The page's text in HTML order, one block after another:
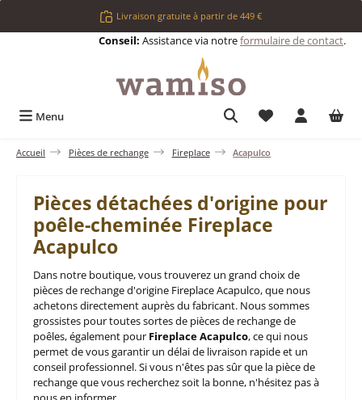
Passer au contenu principalLivraison gratuite à partir de 449 €
Conseil: Assistance via notreformulaire de contact.
Menu Vous avez 0
Accueil Pièces de rechange Fireplace Acapulco
Pièces détachées d'origine pour
poêle-cheminée Fireplace
Acapulco
Dans notre boutique, vous trouverez un grand choix de
pièces de rechange d'origine Fireplace Acapulco, que nous
achetons directement auprès du fabricant. Nous sommes
grossistes pour toutes sortes de pièces de rechange de
poêles, également pour Fireplace Acapulco, ce qui nous
permet de vous garantir un délai de livraison rapide et un
conseil professionnel. Si vous n'êtes pas sûr que la pièce de
rechange que vous recherchez soit la bonne, n'hésitez pas à